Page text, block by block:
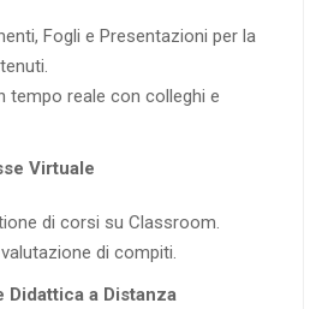
Fogli e Presentazioni per la
tempo reale con colleghi e
Virtuale
di corsi su Classroom.
di compiti.
a Distanza